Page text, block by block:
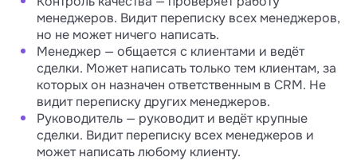
Скрывать номера клиентов в Wazzup
у выбранных сотрудников
Приоритетный канал
Ключ API
менеджеров. Видит переписку всех менеджеров,
но не может ничего написать.
Менеджер — общается с клиентами и ведёт
сделки. Может написать только тем клиентам, за
которых он назначен ответственным в CRM. Не
видит переписку других менеджеров.
Руководитель — руководит и ведёт крупные
сделки. Видит переписку всех менеджеров и
может написать любому клиенту.